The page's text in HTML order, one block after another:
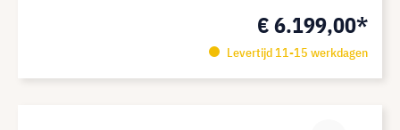
€ 6.199,00*
Levertijd 11-15 werkdagen